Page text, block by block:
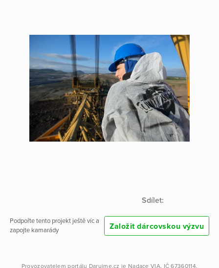
Sdílet:
Podpořte tento projekt ještě víc a
zapojte kamarády
Založit dárcovskou výzvu
Provozovatelem portálu Darujme.cz je Nadace VIA, IČ 67360114.